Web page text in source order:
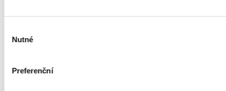
souhlasu
Nutné
Preferenční
Nejnovější články